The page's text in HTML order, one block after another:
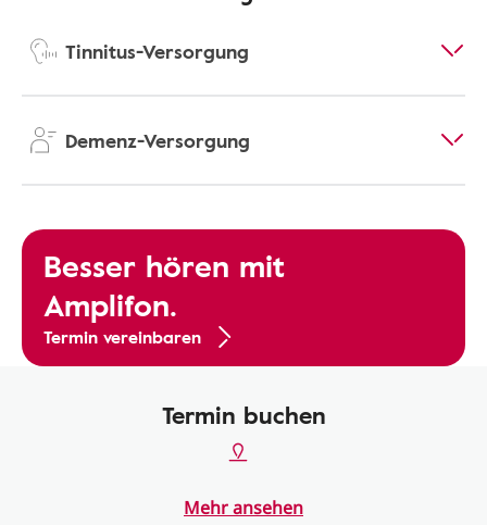
Tinnitus-Versorgung
Demenz-Versorgung
Besser hören mit
Amplifon.
Termin vereinbaren
Termin buchen
Mehr ansehen